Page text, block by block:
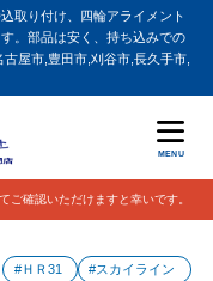
取り付け、四輪アライメント
。部品は安く、持ち込みでの
屋市,豊田市,刈谷市,長久手市,
MENU
ご確認いただけますと幸いです。
#ＨＲ31 #スカイライン